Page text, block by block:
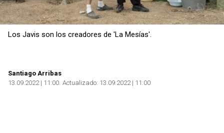
Los Javis son los creadores de 'La Mesías'.
Santiago Arribas
13.09.2022 | 11:00 Actualizado: 13.09.2022 | 11:00